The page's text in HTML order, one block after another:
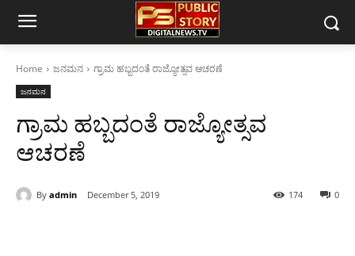
Home ಜನಮನ ಗ್ರಾಮ ಹಬ್ಬದಂತೆ ರಾಜ್ಯೋತ್ಸವ ಆಚರಣೆ
ಜನಮನ
ಗ್ರಾಮ ಹಬ್ಬದಂತೆ ರಾಜ್ಯೋತ್ಸವ
ಆಚರಣೆ
By admin December 5, 2019 0
174